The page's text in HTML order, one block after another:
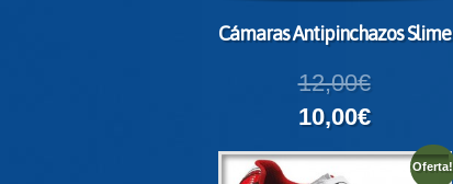
Cámaras Antipinchazos Slime
12,00€
10,00€
Oferta!